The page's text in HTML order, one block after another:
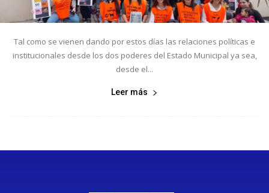
Tal como se vienen dando por estos días las relaciones políticas e
institucionales desde los dos poderes del Estado Municipal ya sea,
desde el...
Leer más